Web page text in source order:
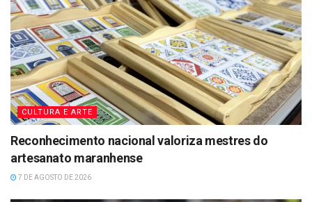
CULTURA E ARTE
Reconhecimento nacional valoriza mestres do
artesanato maranhense
7 DE AGOSTO DE 2026